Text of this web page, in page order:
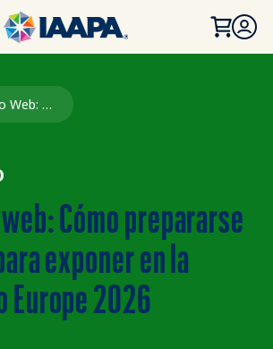
PRINCIPAL
Seminario Web: Cómo Prepararse Con Éxito Para Exponer En La IAAPA Expo Europe 2026
Cómo prepararse
exponer en la
Europe 2026